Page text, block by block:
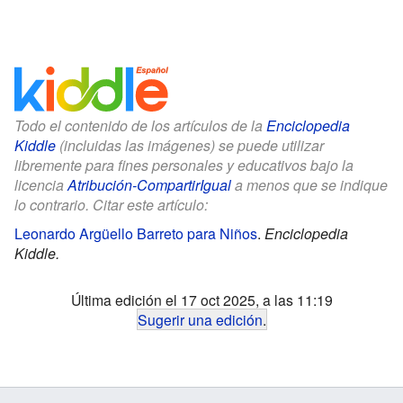
Todo el contenido de los artículos de la Enciclopedia
Kiddle (incluidas las imágenes) se puede utilizar
libremente para fines personales y educativos bajo la
licenciaAtribución-CompartirIguala menos que se indique
lo contrario. Citar este artículo:
Leonardo Argüello Barreto para Niños. Enciclopedia
Kiddle.
Última edición el 17 oct 2025, a las 11:19
Sugerir una edición.